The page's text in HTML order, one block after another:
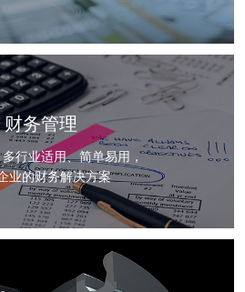
财务管理
行业适用、简单易用，
业的财务解决方案